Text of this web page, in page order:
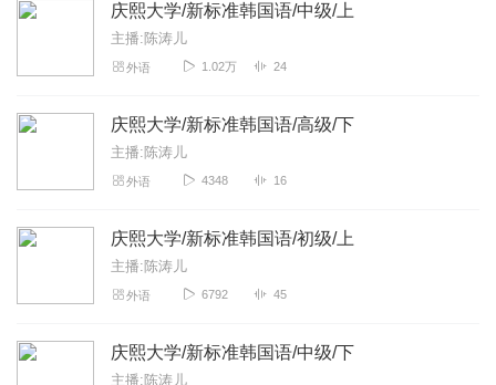
庆熙大学/新标准韩国语/中级/上
主播:陈涛儿
外语 1.02万 24
庆熙大学/新标准韩国语/高级/下
主播:陈涛儿
外语 4348 16
庆熙大学/新标准韩国语/初级/上
主播:陈涛儿
外语 6792 45
庆熙大学/新标准韩国语/中级/下
主播:陈涛儿